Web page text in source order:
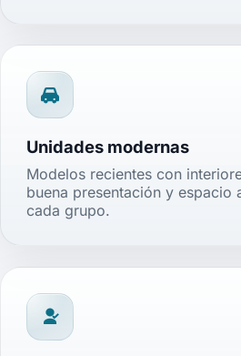
Unidades modernas
Modelos recientes con
buena presentación y espacio
cada grupo.